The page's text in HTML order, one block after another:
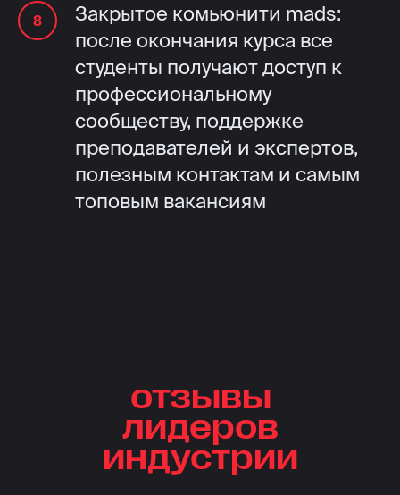
Закрытое комьюнити mads:
после окончания курса все
студенты получают доступ к
профессиональному
сообществу, поддержке
преподавателей и экспертов,
полезным контактам и самым
топовым вакансиям
отзывы
лидеров
индустрии